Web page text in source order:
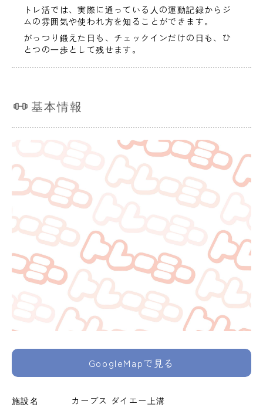
トレ活では、実際に通っている人の運動記録からジ
ムの雰囲気や使われ方を知ることができます。
がっつり鍛えた日も、チェックインだけの日も、ひ
とつの一歩として残せます。
基本情報
GoogleMapで見る
施設名 カーブス ダイエー上溝